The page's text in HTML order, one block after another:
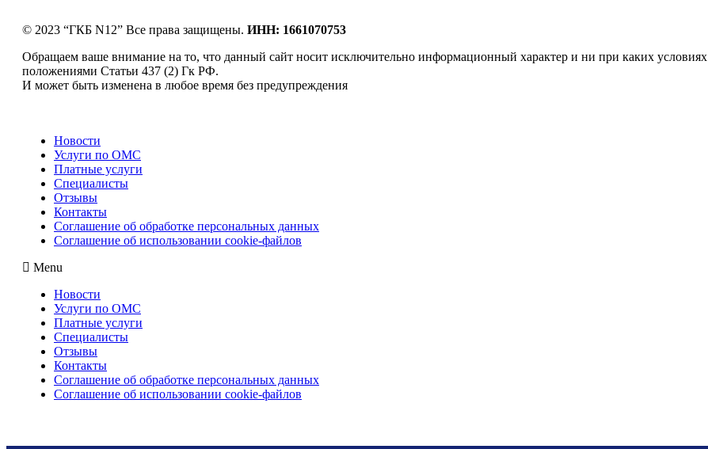
© 2023 “ГКБ N12” Все права защищены. ИНН: 1661070753
Обращаем ваше внимание на то, что данный сайт носит исключительно информационный характер и ни при каких условиях
положениями Статьи 437 (2) Гк РФ.
И может быть изменена в любое время без предупреждения
Новости
Услуги по ОМС
Платные услуги
Специалисты
Отзывы
Контакты
Соглашение об обработке персональных данных
Соглашение об использовании cookie-файлов
Menu
Новости
Услуги по ОМС
Платные услуги
Специалисты
Отзывы
Контакты
Соглашение об обработке персональных данных
Соглашение об использовании cookie-файлов